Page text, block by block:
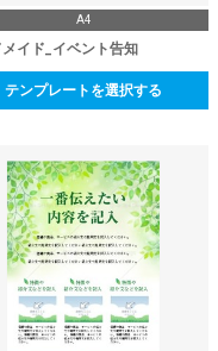
A4
イド_イベント告知
テンプレートを選択する